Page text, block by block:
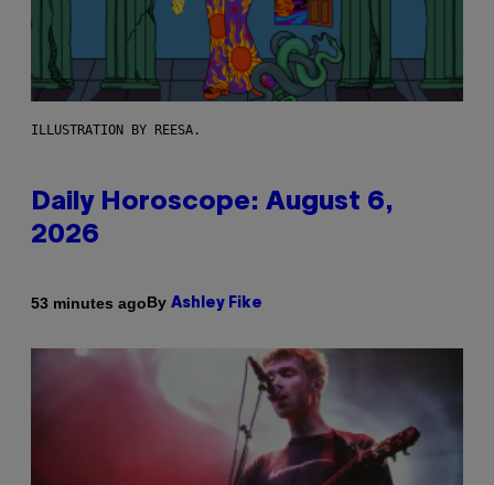
ILLUSTRATION BY REESA.
Daily Horoscope: August 6,
2026
53 minutes agoBy Ashley Fike